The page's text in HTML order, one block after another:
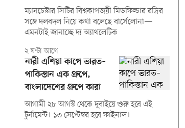
ম্যানচেস্টার সিটির বিশ্বকাপজয়ী মিডফিল্ডার রদ্রির
সঙ্গে দলবদল নিয়ে কথা বলেছে বার্সেলোনা—
এমনটাই জানাচ্ছে দ্য অ্যাথলেটিক
২ ঘণ্টা আগে
নারী এশিয়া কাপে ভারত–
পাকিস্তান এক গ্রুপে,
বাংলাদেশের গ্রুপে কারা
আগামী ২৮ আগস্ট থেকে দুবাইয়ে শুরু হবে এই
টুর্নামেন্ট। ১৩ সেপ্টেম্বর হবে ফাইনাল।